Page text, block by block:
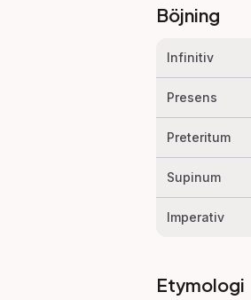
Böjning
Infinitiv
Presens
Preteritum
Supinum
Imperativ
Etymologi